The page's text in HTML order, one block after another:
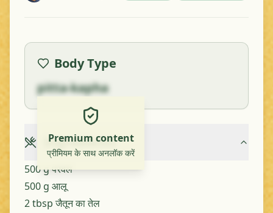
Body Type
pitta-kapha
Premium content
प्रीमियम के साथ अनलॉक करें
Ingredients
500 g परवल
500 g आलू
2 tbsp जैतून का तेल